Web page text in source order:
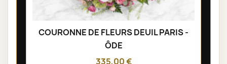
COURONNE DE FLEURS DEUIL PARIS -
ÔDE
335,00 €